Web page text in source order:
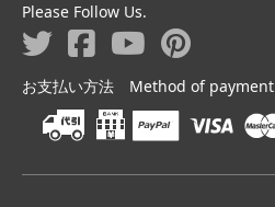
Please Follow Us.
お支払い方法 Method of payment